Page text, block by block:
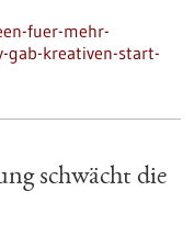
fuer-mehr-
gab-kreativen-start-
schwächt die